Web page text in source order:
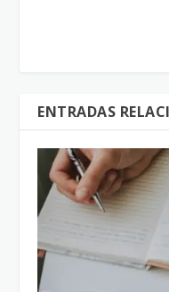
ENTRADAS